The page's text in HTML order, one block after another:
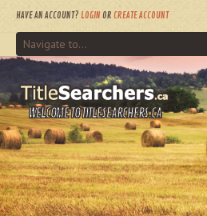
HAVE AN ACCOUNT? LOGIN OR CREATE ACCOUNT
WELCOME TO TITLESEARCHERS.CA